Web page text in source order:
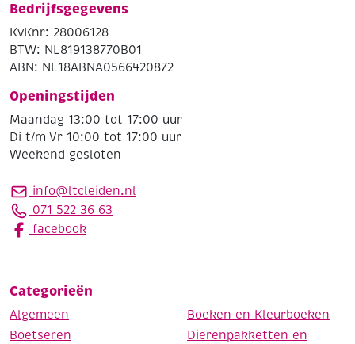
Bedrijfsgegevens
KvKnr: 28006128
BTW: NL819138770B01
ABN: NL18ABNA0566420872
Openingstijden
Maandag 13:00 tot 17:00 uur
Di t/m Vr 10:00 tot 17:00 uur
Weekend gesloten
info@ltcleiden.nl
071 522 36 63
facebook
Categorieën
Algemeen
Boeken en Kleurboeken
Boetseren
Dierenpakketten en